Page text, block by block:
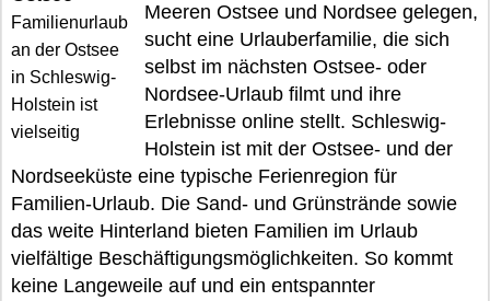
Familienurlaub
an der Ostsee
in Schleswig-
Holstein ist
vielseitig
Meeren Ostsee und Nordsee gelegen,
sucht eine Urlauberfamilie, die sich
selbst im nächsten Ostsee- oder
Nordsee-Urlaub filmt und ihre
Erlebnisse online stellt. Schleswig-
Holstein ist mit der Ostsee- und der
Nordseeküste eine typische Ferienregion für
Familien-Urlaub. Die Sand- und Grünstrände sowie
das weite Hinterland bieten Familien im Urlaub
vielfältige Beschäftigungsmöglichkeiten. So kommt
keine Langeweile auf und ein entspannter